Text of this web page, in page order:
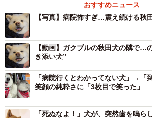
おすすめニュース
【写真】病院怖すぎ…震え続ける秋
【動画】ガクブルの秋田犬の隣で…
き添い犬”
「病院行くとわかってない犬」→
笑顔の純粋さに「3枚目で笑った」
「死ぬなよ！」犬が、突然歯を鳴ら